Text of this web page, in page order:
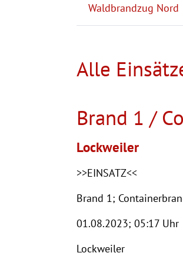
Waldbrandzug Nord
Alle
Brand 1 /
Lockweiler
>>EINSATZ<<
Brand 1;
01.08.2023; 05:17 Uhr
Lockweiler